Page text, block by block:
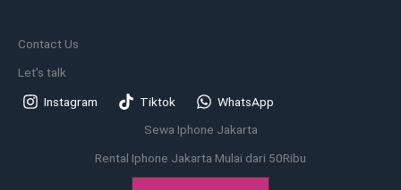
Contact Us
Let's talk
Instagram Tiktok
WhatsApp
Sewa Iphone Jakarta
Rental Iphone Jakarta Mulai dari 50Ribu